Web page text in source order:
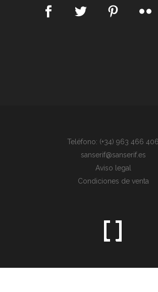
Teléfono: (+34) 963 466 406
sanserif@sanserif.es
Aviso legal
Condiciones de venta